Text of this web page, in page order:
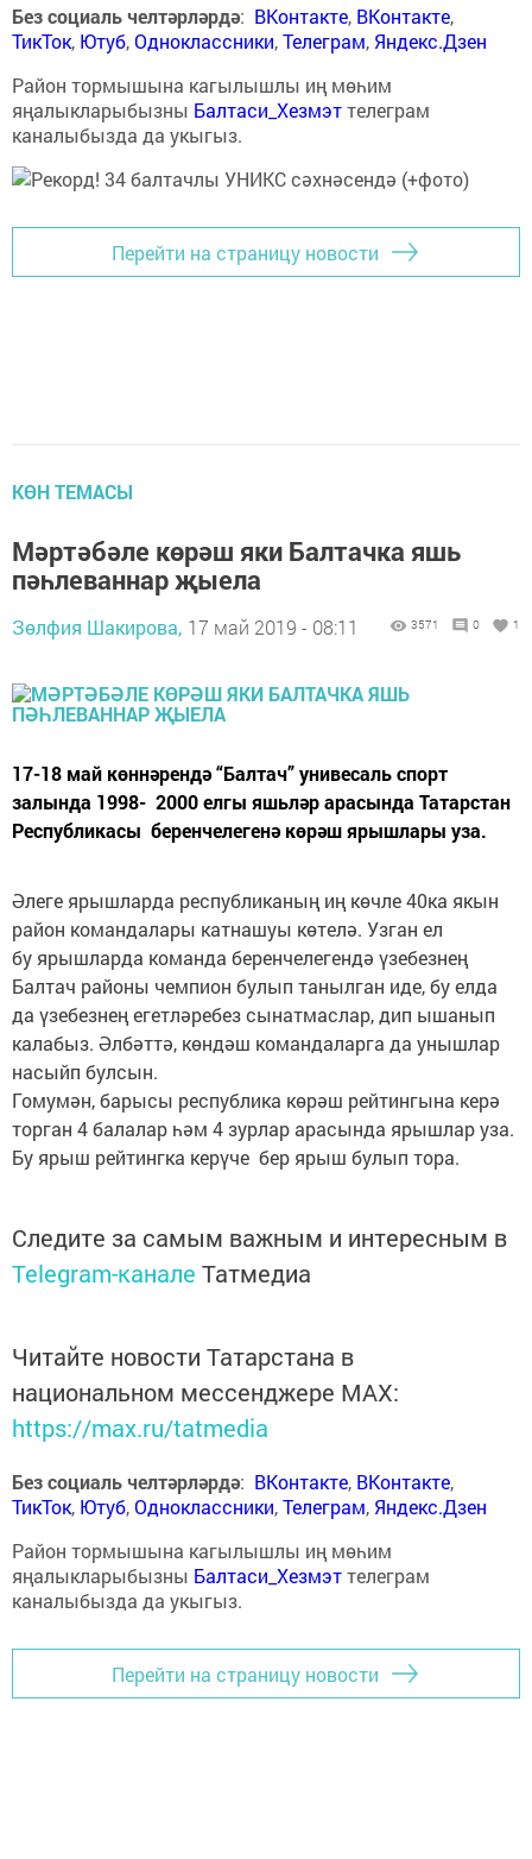
Без социаль челтәрләрдә: ВКонтакте, ВКонтакте,
ТикТок, Ютуб,Одноклассники,Телеграм, Яндекс.Дзен
Район тормышына кагылышлы иң мөһим
яңалыкларыбызны Балтаси_Хезмэттелеграм
каналыбызда да укыгыз.
Перейти на страницу новости
КӨН ТЕМАСЫ
Мәртәбәле көрәш яки Балтачка яшь
пәһлеваннар җыела
Зөлфия Шакирова, 17 май 2019 - 08:11 3571 0 1
17-18 май көннәрендә “Балтач” унивесаль спорт
залында 1998- 2000 елгы яшьләр арасында Татарстан
Республикасы беренчелегенә көрәш ярышлары уза.
Әлеге ярышларда республиканың иң көчле 40ка якын
район командалары катнашуы көтелә. Узган ел
бу ярышларда команда беренчелегендә үзебезнең
Балтач районы чемпион булып танылган иде, бу елда
да үзебезнең егетләребез сынатмаслар, дип ышанып
калабыз. Әлбәттә, көндәш командаларга да унышлар
насыйп булсын.
Гомумән, барысы республика көрәш рейтингына керә
торган 4 балалар һәм 4 зурлар арасында ярышлар уза.
Бу ярыш рейтингка керүче бер ярыш булып тора.
Следите за самым важным и интересным в
Telegram-канале Татмедиа
Читайте новости Татарстана в
национальном мессенджере MАХ:
https://max.ru/tatmedia
Без социаль челтәрләрдә: ВКонтакте, ВКонтакте,
ТикТок, Ютуб,Одноклассники,Телеграм, Яндекс.Дзен
Район тормышына кагылышлы иң мөһим
яңалыкларыбызны Балтаси_Хезмэттелеграм
каналыбызда да укыгыз.
Перейти на страницу новости